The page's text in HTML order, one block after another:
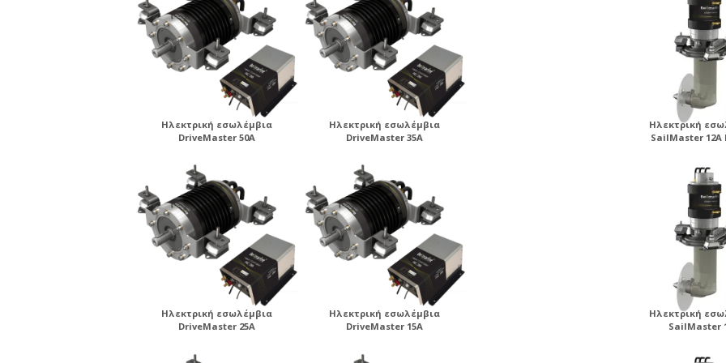
Ηλεκτρική εσωλέμβια
DriveMaster 50A
Ηλεκτρική εσωλέμβια
DriveMaster 35A
Ηλεκτρική εσωλέμβια
DriveMaster 25A
Ηλεκτρική εσωλέμβια
DriveMaster 15A
Ηλεκτρική
SailMaster 12A
Ηλεκτρική
SailMaster